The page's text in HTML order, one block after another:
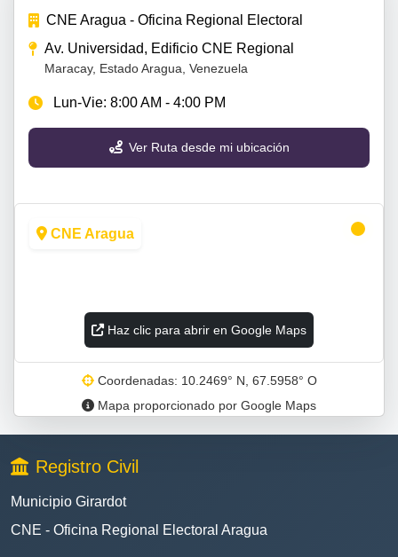
CNE Aragua - Oficina Regional Electoral
Av. Universidad, Edificio CNE Regional
Maracay, Estado Aragua, Venezuela
Lun-Vie: 8:00 AM - 4:00 PM
Ver Ruta desde mi ubicación
CNE Aragua
Haz clic para abrir en Google Maps
Coordenadas: 10.2469° N, 67.5958° O
Mapa proporcionado por Google Maps
Registro Civil
Municipio Girardot
CNE - Oficina Regional Electoral Aragua